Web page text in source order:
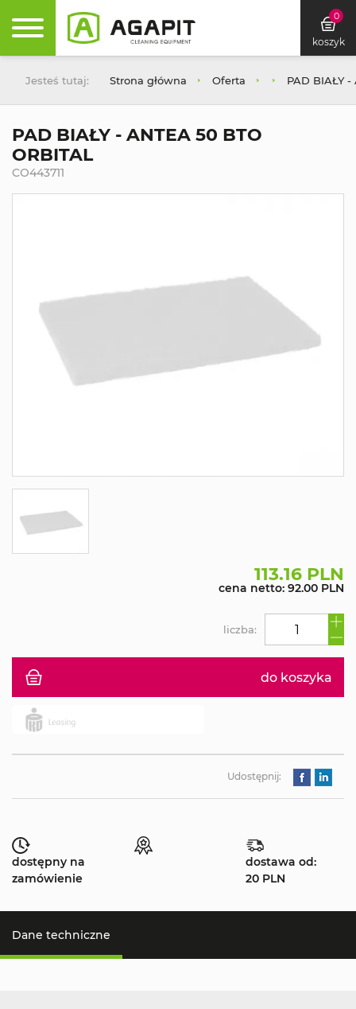
0
koszyk
Jesteś tutaj: Strona główna Oferta PAD BIAŁY -
PAD BIAŁY - ANTEA 50 BTO
ORBITAL
CO443711
113.16 PLN
cena netto: 92.00 PLN
do koszyka
liczba:
Udostępnij:
dostępny na
zamówienie
dostawa od:
20 PLN
Dane techniczne